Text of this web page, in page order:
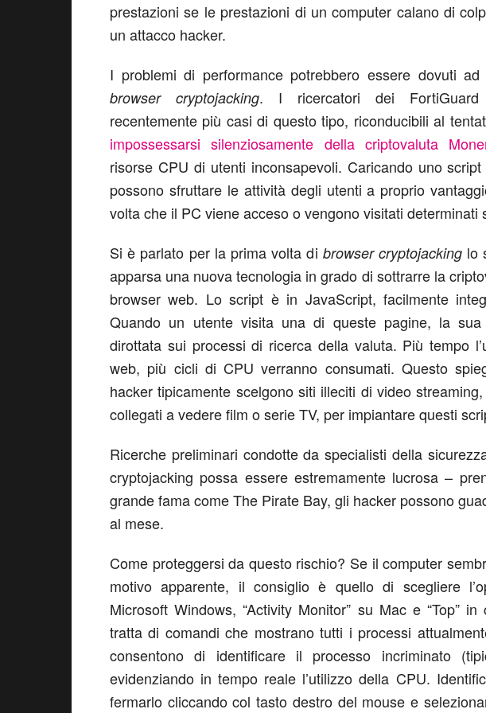
prestazioni se le prestazioni di un computer calano di
un attacco hacker.
I problemi di performance potrebbero essere dovuti
browser cryptojacking. I ricercatori dei FortiGuard
recentemente più casi di questo tipo, riconducibili al
impossessarsi silenziosamente della criptovaluta
risorse CPU di utenti inconsapevoli. Caricando uno
possono sfruttare le attività degli utenti a proprio
volta che il PC viene acceso o vengono visitati determinati
Si è parlato per la prima volta di browser cryptojackinglo
apparsa una nuova tecnologia in grado di sottrarre la
browser web. Lo script è in JavaScript, facilmente
Quando un utente visita una di queste pagine, la sua
dirottata sui processi di ricerca della valuta. Più tempo
web, più cicli di CPU verranno consumati. Questo
hacker tipicamente scelgono siti illeciti di video
collegati a vedere film o serie TV, per impiantare questi
Ricerche preliminari condotte da specialisti della
cryptojacking possa essere estremamente lucrosa –
grande fama come The Pirate Bay, gli hacker possono
al mese.
Come proteggersi da questo rischio? Se il computer
motivo apparente, il consiglio è quello di scegliere
Microsoft Windows, “Activity Monitor” su Mac e “Top”
tratta di comandi che mostrano tutti i processi
consentono di identificare il processo incriminato
evidenziando in tempo reale l’utilizzo della CPU.
fermarlo cliccando col tasto destro del mouse e